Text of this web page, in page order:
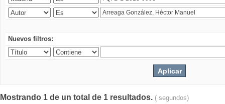
Nuevos filtros:
Mostrando 1 de un total de 1 resultados. ( segundos)